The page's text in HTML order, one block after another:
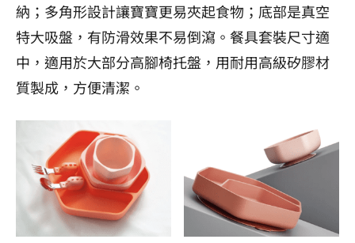
納；多角形設計讓寶寶更易夾起食物；底部是真空
特大吸盤，有防滑效果不易倒瀉。餐具套裝尺寸適
中，適用於大部分高腳椅托盤，用耐用高級矽膠材
質製成，方便清潔。